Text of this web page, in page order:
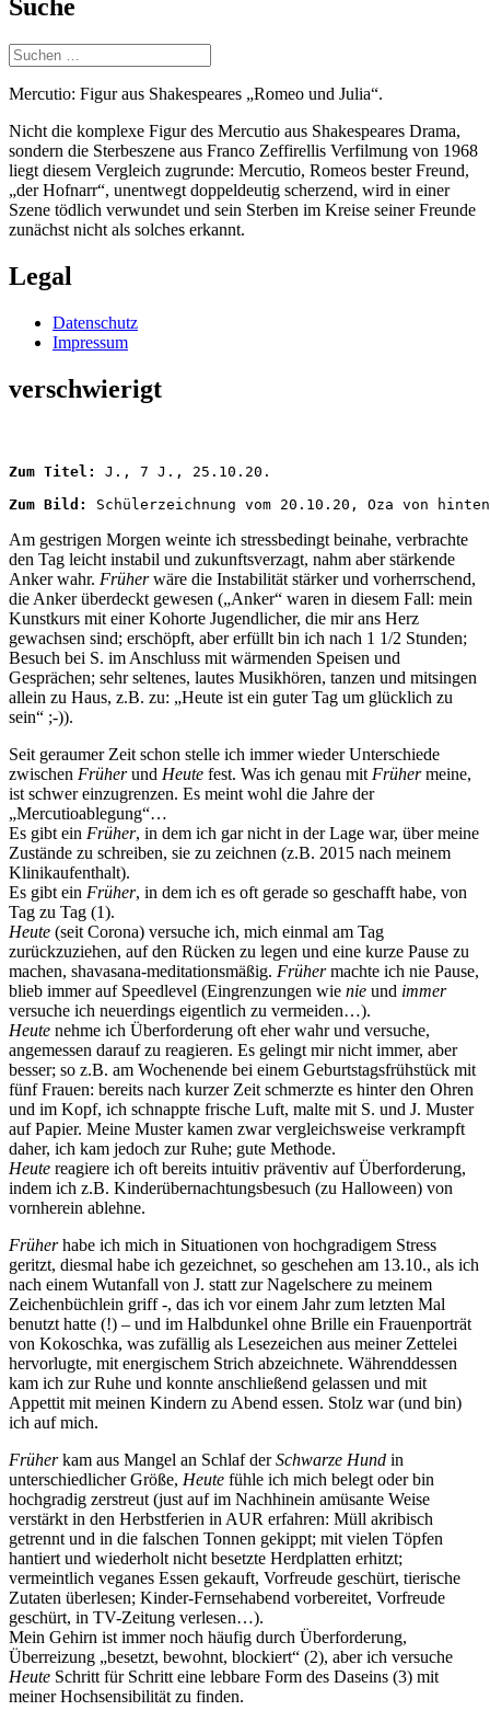
Suche
Suchen
nach:
Mercutio: Figur aus Shakespeares „Romeo und Julia“.
Nicht die komplexe Figur des Mercutio aus Shakespeares Drama,
sondern die Sterbeszene aus Franco Zeffirellis Verfilmung von 1968
liegt diesem Vergleich zugrunde: Mercutio, Romeos bester Freund,
„der Hofnarr“, unentwegt doppeldeutig scherzend, wird in einer
Szene tödlich verwundet und sein Sterben im Kreise seiner Freunde
zunächst nicht als solches erkannt.
Legal
Datenschutz
Impressum
verschwierigt
Zum Titel:
J., 7 J., 25.10.20.
Zum Bild:
Schülerzeichnung vom 20.10.20, Oza von
Am gestrigen Morgen weinte ich stressbedingt beinahe, verbrachte
den Tag leicht instabil und zukunftsverzagt, nahm aber stärkende
Anker wahr. Früherwäre die Instabilität stärker und vorherrschend,
die Anker überdeckt gewesen („Anker“ waren in diesem Fall: mein
Kunstkurs mit einer Kohorte Jugendlicher, die mir ans Herz
gewachsen sind; erschöpft, aber erfüllt bin ich nach 1 1/2 Stunden;
Besuch bei S. im Anschluss mit wärmenden Speisen und
Gesprächen; sehr seltenes, lautes Musikhören, tanzen und mitsingen
allein zu Haus, z.B. zu: „Heute ist ein guter Tag um glücklich zu
sein“ ;-)).
Seit geraumer Zeit schon stelle ich immer wieder Unterschiede
zwischen Früherund Heute fest. Was ich genau mit Frühermeine,
ist schwer einzugrenzen. Es meint wohl die Jahre der
„Mercutioablegung“…
Es gibt ein Früher, in dem ich gar nicht in der Lage war, über meine
Zustände zu schreiben, sie zu zeichnen (z.B. 2015 nach meinem
Klinikaufenthalt).
Es gibt ein Früher, in dem ich es oft gerade so geschafft habe, von
Tag zu Tag (1).
Heute (seit Corona) versuche ich, mich einmal am Tag
zurückzuziehen, auf den Rücken zu legen und eine kurze Pause zu
machen, shavasana-meditationsmäßig. Frühermachte ich nie Pause,
blieb immer auf Speedlevel (Eingrenzungen wie nie und immer
versuche ich neuerdings eigentlich zu vermeiden…).
Heute nehme ich Überforderung oft eher wahr und versuche,
angemessen darauf zu reagieren. Es gelingt mir nicht immer, aber
besser; so z.B. am Wochenende bei einem Geburtstagsfrühstück mit
fünf Frauen: bereits nach kurzer Zeit schmerzte es hinter den Ohren
und im Kopf, ich schnappte frische Luft, malte mit S. und J. Muster
auf Papier. Meine Muster kamen zwar vergleichsweise verkrampft
daher, ich kam jedoch zur Ruhe; gute Methode.
Heute reagiere ich oft bereits intuitiv präventiv auf Überforderung,
indem ich z.B. Kinderübernachtungsbesuch (zu Halloween) von
vornherein ablehne.
Früherhabe ich mich in Situationen von hochgradigem Stress
geritzt, diesmal habe ich gezeichnet, so geschehen am 13.10., als ich
nach einem Wutanfall von J. statt zur Nagelschere zu meinem
Zeichenbüchlein griff -, das ich vor einem Jahr zum letzten Mal
benutzt hatte (!) – und im Halbdunkel ohne Brille ein Frauenporträt
von Kokoschka, was zufällig als Lesezeichen aus meiner Zettelei
hervorlugte, mit energischem Strich abzeichnete. Währenddessen
kam ich zur Ruhe und konnte anschließend gelassen und mit
Appettit mit meinen Kindern zu Abend essen. Stolz war (und bin)
ich auf mich.
Früherkam aus Mangel an Schlaf derSchwarze Hund in
unterschiedlicher Größe, Heute fühle ich mich belegt oder bin
hochgradig zerstreut (just auf im Nachhinein amüsante Weise
verstärkt in den Herbstferien in AUR erfahren: Müll akribisch
getrennt und in die falschen Tonnen gekippt; mit vielen Töpfen
hantiert und wiederholt nicht besetzte Herdplatten erhitzt;
vermeintlich veganes Essen gekauft, Vorfreude geschürt, tierische
Zutaten überlesen; Kinder-Fernsehabend vorbereitet, Vorfreude
geschürt, in TV-Zeitung verlesen…).
Mein Gehirn ist immer noch häufig durch Überforderung,
Überreizung „besetzt, bewohnt, blockiert“ (2), aber ich versuche
Heute Schritt für Schritt eine lebbare Form des Daseins (3) mit
meiner Hochsensibilität zu finden.